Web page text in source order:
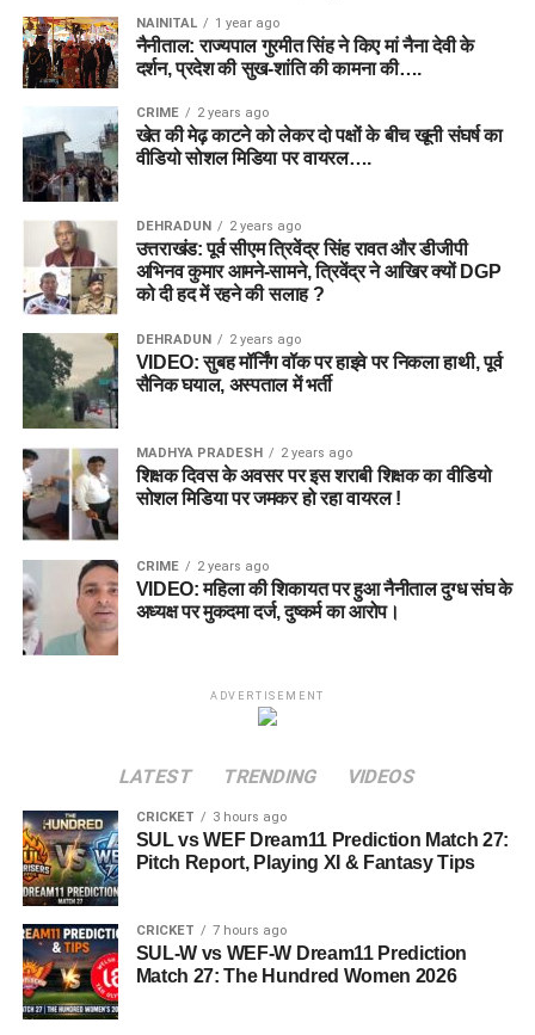
NAINITAL 1 year ago
नैनीताल: राज्यपाल गुरमीत सिंह ने किए मां नैना देवी के
दर्शन, प्रदेश की सुख-शांति की कामना की….
CRIME 2 years ago
खेत की मेढ़ काटने को लेकर दो पक्षों के बीच खूनी संघर्ष का
वीडियो सोशल मिडिया पर वायरल….
DEHRADUN 2 years ago
उत्तराखंड: पूर्व सीएम त्रिवेंद्र सिंह रावत और डीजीपी
अभिनव कुमार आमने-सामने, त्रिवेंद्र ने आखिर क्यों DGP
को दी हद में रहने की सलाह ?
DEHRADUN 2 years ago
VIDEO: सुबह मॉर्निंग वॉक पर हाइवे पर निकला हाथी, पूर्व
सैनिक घयाल, अस्पताल में भर्ती
MADHYA PRADESH 2 years ago
शिक्षक दिवस के अवसर पर इस शराबी शिक्षक का वीडियो
सोशल मिडिया पर जमकर हो रहा वायरल !
CRIME 2 years ago
VIDEO: महिला की शिकायत पर हुआ नैनीताल दुग्ध संघ के
अध्यक्ष पर मुकदमा दर्ज, दुष्कर्म का आरोप।
ADVERTISEMENT
LATEST TRENDING VIDEOS
CRICKET 3 hours ago
SUL vs WEF Dream11 Prediction Match 27:
Pitch Report, Playing XI & Fantasy Tips
CRICKET 7 hours ago
SUL-W vs WEF-W Dream11 Prediction
Match 27: The Hundred Women 2026